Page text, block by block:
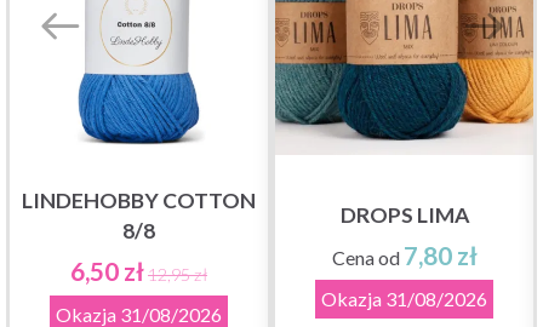
LINDEHOBBY COTTON
8/8
6,50 zł12,95 zł
Okazja 31/08/2026
DROPS LIMA
Cena od 7,80 zł
Okazja 31/08/2026